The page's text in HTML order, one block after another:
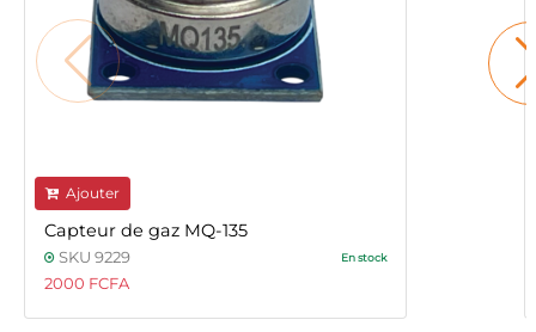
Ajouter
Capteur de gaz MQ-135
SKU 9229 En stock
2000 FCFA